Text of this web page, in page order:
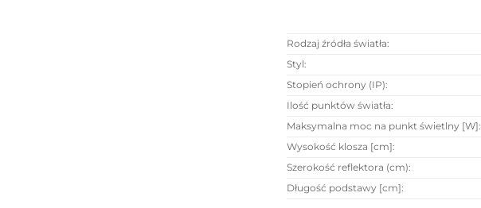
Rodzaj źródła światła:
Styl:
Stopień ochrony (IP):
Ilość punktów światła:
Maksymalna moc na punkt świetlny [W]:
Wysokość klosza [cm]:
Szerokość reflektora (cm):
Długość podstawy [cm]: